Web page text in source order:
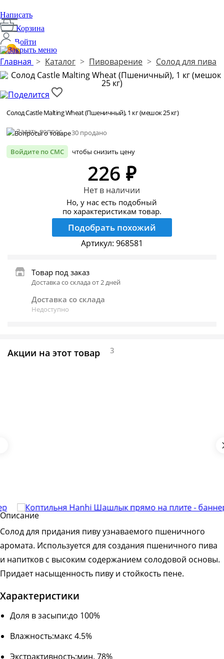
Написать
Корзина
Войти
Производим с 2014 года
Главная > Каталог > Пивоварение > Солод для пива
Солод Castle Malting Wheat (Пшеничный), 1 кг (мешок 25 кг)
Задать вопрос 30 продано
Войдите по СМС чтобы снизить цену
226 ₽
Нет в наличии
Но, у нас есть подобный
по характеристикам товар.
Подобрать похожий
Артикул: 968581
Товар под заказ
Доставка со склада от 2 дней
Доставка со склада
Недоступно
Акции на этот товар 3
Описание
Солод для придания пиву узнаваемого пшеничного
аромата. Используется для создания пшеничного пива
и напитков с высоким содержанием солодовой основы.
Придает насыщенность пиву и стойкость пене.
Характеристики
Доля в засыпи:до 100%
Влажность:макс 4.5%
Экстрактивность:мин. 78%